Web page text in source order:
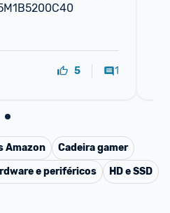
5 1
Amazon
Cadeira gamer
e periféricos
HD e SSD